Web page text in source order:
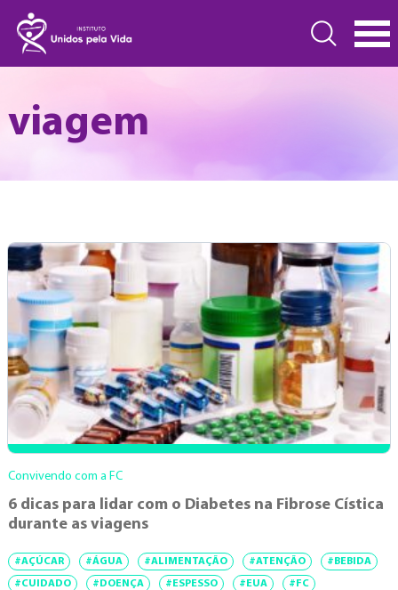
viagem
Convivendo com a FC
6 dicas para lidar com o Diabetes na Fibrose Cística
durante as viagens
#AÇÚCAR #ÁGUA #ALIMENTAÇÃO #ATENÇÃO #BEBIDA
#CUIDADO #DOENÇA #ESPESSO #EUA #FC